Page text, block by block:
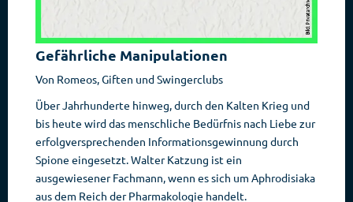
Gefährliche Manipulationen
Von Romeos, Giften und Swingerclubs
Über Jahrhunderte hinweg, durch den Kalten Krieg und
bis heute wird das menschliche Bedürfnis nach Liebe zur
erfolgversprechenden Informationsgewinnung durch
Spione eingesetzt. Walter Katzung ist ein
ausgewiesener Fachmann, wenn es sich um Aphrodisiaka
aus dem Reich der Pharmakologie handelt.